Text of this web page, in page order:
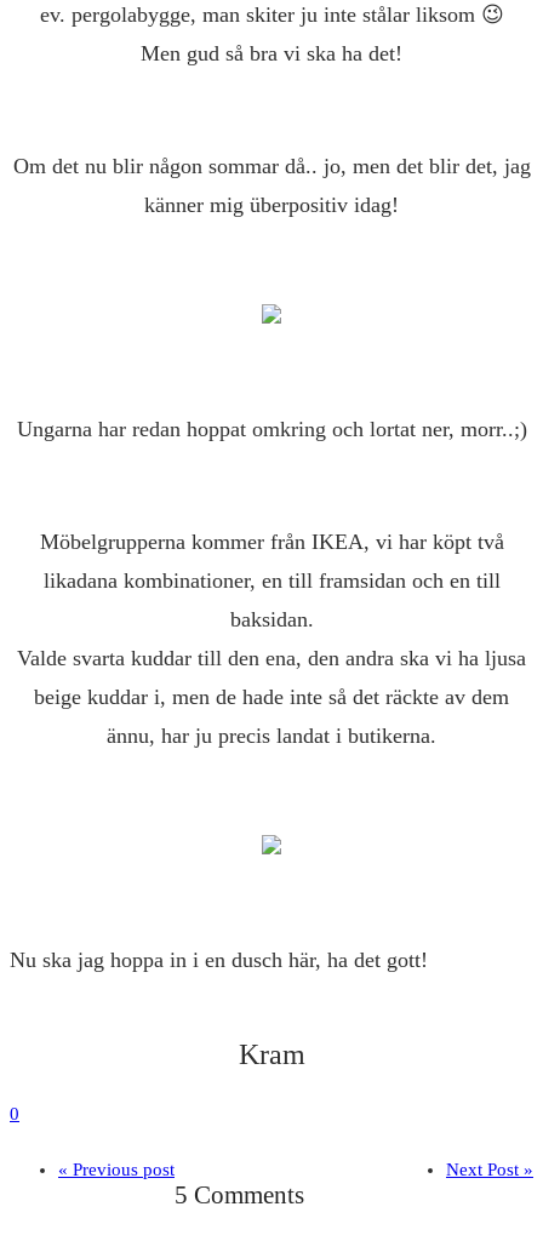
ev. pergolabygge, man skiter ju inte stålar liksom 😉
Men gud så bra vi ska ha det!
Om det nu blir någon sommar då.. jo, men det blir det, jag
känner mig überpositiv idag!
Ungarna har redan hoppat omkring och lortat ner, morr..;)
Möbelgrupperna kommer från IKEA, vi har köpt två
likadana kombinationer, en till framsidan och en till
baksidan.
Valde svarta kuddar till den ena, den andra ska vi ha ljusa
beige kuddar i, men de hade inte så det räckte av dem
ännu, har ju precis landat i butikerna.
Nu ska jag hoppa in i en dusch här, ha det gott!
Kram
0
« Previous post Next Post »
5 Comments